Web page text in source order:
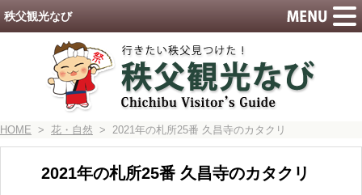
HOME > 花・自然 > 2021年の札所25番 久昌寺のカタクリ
2021年の札所25番 久昌寺のカタクリ
秩父観光なび